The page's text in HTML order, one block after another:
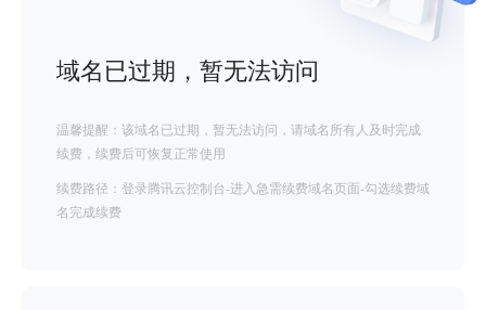
域名已过期，暂无法访问
温馨提醒：该域名已过期，暂无法访问，请域名所有人及时完成
续费，续费后可恢复正常使用
续费路径：登录腾讯云控制台-进入急需续费域名页面-勾选续费域
名完成续费